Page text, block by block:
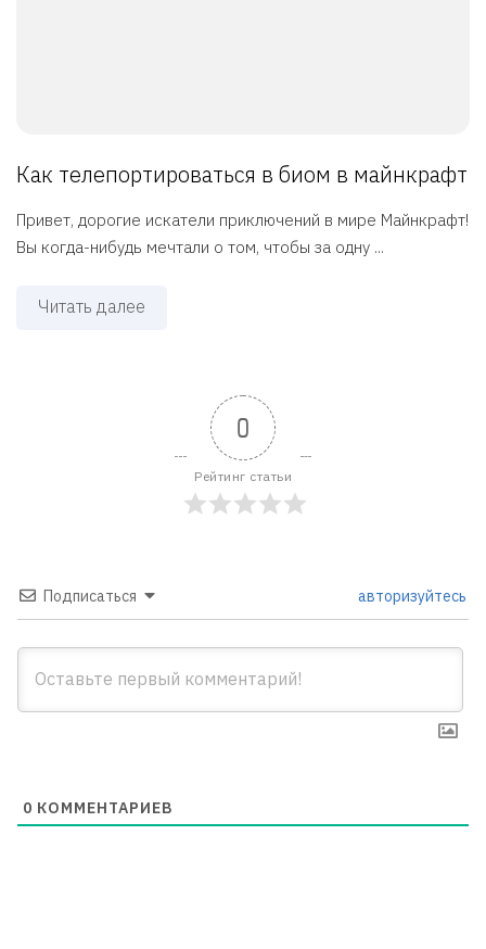
Как телепортироваться в биом в майнкрафт
Привет, дорогие искатели приключений в мире Майнкрафт!
Вы когда-нибудь мечтали о том, чтобы за одну ...
Читать далее
0
Рейтинг статьи
Подписаться авторизуйтесь
0 КОММЕНТАРИЕВ